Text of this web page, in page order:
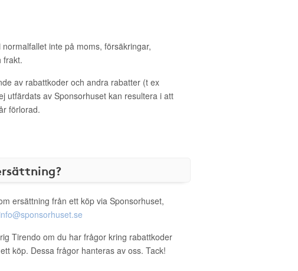
normalfallet inte på moms, försäkringar,
frakt.
av rabattkoder och andra rabatter (t ex
utfärdats av Sponsorhuset kan resultera i att
förlorad.
ersättning från ett köp via Sponsorhuset,
info@sponsorhuset.se
Tirendo om du har frågor kring rabattkoder
köp. Dessa frågor hanteras av oss. Tack!